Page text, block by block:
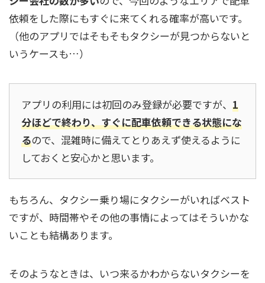
依頼をした際にもすぐに来てくれる確率が高いです。
（他のアプリではそもそもタクシーが見つからないと
いうケースも…）
アプリの利用には初回のみ登録が必要ですが、 1
分ほどで終わり、すぐに配車依頼できる状態にな
るので、混雑時に備えてとりあえず使えるように
しておくと安心かと思います。
もちろん、タクシー乗り場にタクシーがいればベスト
ですが、時間帯やその他の事情によってはそういかな
いことも結構あります。
そのようなときは、いつ来るかわからないタクシーを